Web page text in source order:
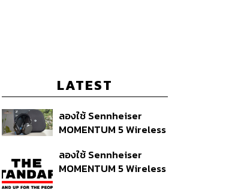
LATEST
ลองใช้ Sennheiser
MOMENTUM 5 Wireless
ถอดเปลี่ยนแบตเองได้
ก่อนกฎ EU บังคับปีหน้า
ลองใช้ Sennheiser
MOMENTUM 5 Wireless